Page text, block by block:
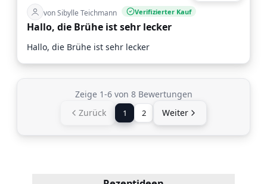
von Sibylle Teichmann
Verifizierter Kauf
Hallo, die Brühe ist sehr lecker
Hallo, die Brühe ist sehr lecker
Zeige 1-6 von 8 Bewertungen
Zurück
1 2 Weiter